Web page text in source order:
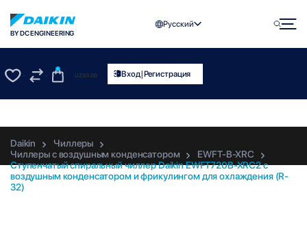
BY DC ENGINEERING
Русский
0
UZS0.00 Вход|Регистрация
Daikin
Чиллеры
Чиллеры с воздушным конденсатором
EWFT-B-XRC
Ступенчатый спиральный чиллер Daikin EWFT720B-XRC2 с
воздушным конденсатором и фрикулингом для охлаждения (R-
32)